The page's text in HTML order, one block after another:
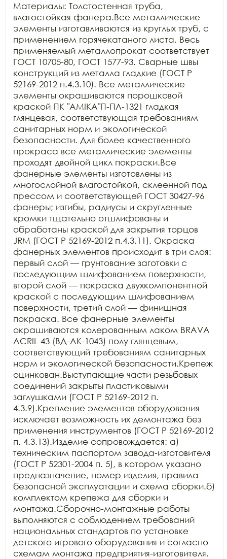
Материалы: Толстостенная труба,
влагостойкая фанера.Все металлические
элементы изготавливаются из круглых труб, с
применением горячекатаного листа. Весь
применяемый металлопрокат соответствует
ГОСТ 10705-80, ГОСТ 1577-93. Сварные швы
конструкций из металла гладкие (ГОСТ Р
52169-2012 п.4.3.10). Все металлические
элементы окрашиваются порошковой
краской ПК "АМIKA"П-ПЛ-1321 гладкая
глянцевая, соответствующая требованиям
санитарных норм и экологической
безопасности. Для более качественного
прокраса все металлические элементы
проходят двойной цикл покраски.Все
фанерные элементы изготовлены из
многослойной влагостойкой, склеенной под
прессом и соответствующей ГОСТ 30427-96
фанеры; изгибы, радиусы и скругленные
кромки тщательно отшлифованы и
обработаны краской для закрытия торцов
JRM (ГОСТ Р 52169-2012 п.4.3.11). Окраска
фанерных элементов происходит в три слоя:
первый слой — грунтование заготовки с
последующим шлифованием поверхности,
второй слой — покраска двухкомпонентной
краской с последующим шлифованием
поверхности, третий слой — финишная
покраска. Все фанерные элементы
окрашиваются колерованным лаком BRAVA
ACRIL 43 (ВД-АК-1043) полу глянцевым,
соответствующий требованиям санитарных
норм и экологической безопасности.Крепеж
оцинкован.Выступающие части резьбовых
соединений закрыты пластиковыми
заглушками (ГОСТ Р 52169-2012 п.
4.3.9).Крепление элементов оборудования
исключает возможность их демонтажа без
применения инструментов (ГОСТ Р 52169-2012
п. 4.3.13).Изделие сопровождается: а)
техническим паспортом завода-изготовителя
(ГОСТ Р 52301-2004 п. 5), в котором указано
предназначение, номер изделия, правила
безопасной эксплуатации и схема сборки.б)
комплектом крепежа для сборки и
монтажа.Сборочно-монтажные работы
выполняются с соблюдением требований
национальных стандартов по установке
детского игрового оборудования и согласно
схемам монтажа предприятия-изготовителя.